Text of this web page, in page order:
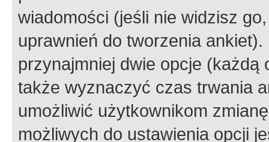
wiadomości (jeśli nie widzisz
uprawnień do tworzenia
przynajmniej dwie opcje
także wyznaczyć czas trwania
umożliwić użytkownikom
możliwych do ustawienia opcji